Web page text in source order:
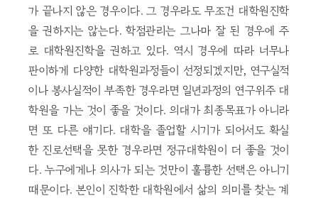
가 끝나지 않은 경우이다. 그 경우라도 무조건 대학원진학
을 권하지는 않는다. 학점관리는 그나마 잘 된 경우에 주
로 대학원진학을 권하고 있다. 역시 경우에 따라 너무나
판이하게 다양한 대학원과정들이 선정되겠지만, 연구실적
이나 봉사실적이 부족한 경우라면 일년과정의 연구위주 대
학원을 가는 것이 좋을 것이다. 의대가 최종목표가 아니라
면 또 다른 얘기다. 대학을 졸업할 시기가 되어서도 확실
한 진로선택을 못한 경우라면 정규대학원이 더 좋을 것이
다. 누구에게나 의사가 되는 것만이 훌륭한 선택은 아니기
때문이다. 본인이 진학한 대학원에서 삶의 의미를 찾는 계